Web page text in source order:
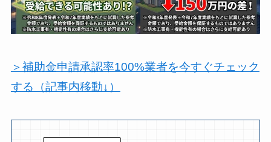
＞補助金申請承認率100%業者を今すぐチェック
する（記事内移動↓）